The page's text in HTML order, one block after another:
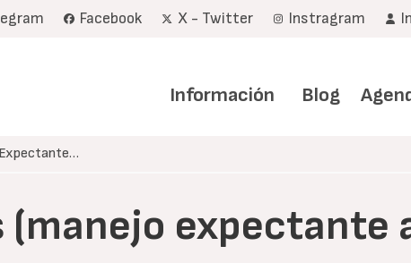
Facebook X - Twitter Instragram
Información Blog
(manejo expectante